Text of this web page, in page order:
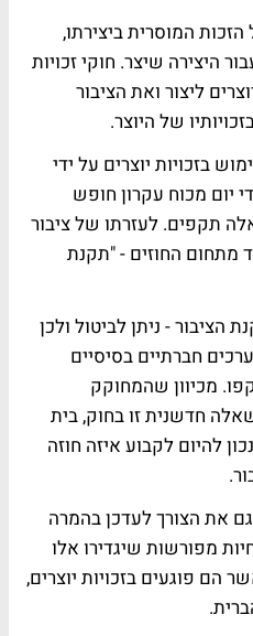
המוסרית ביצירתו,
היצירה שיצר. חוקי זכויות
ליצור ואת הציבור
של היוצר.
בזכויות יוצרים על ידי
יום מכוח עקרון חופש
תקפים. לעזרתו של ציבור
מתחום החוזים - "תקנת
הציבור - ניתן לביטול ולכן
חברתיים בסיסיים
מכיוון שהמחוקק
חדשנית זו בחוק, בית
להיום לקבוע איזה חוזה
את הצורך לעדכן בהמרה
מפורשות שיגדירו אלו
הם פוגעים בזכויות יוצרים,